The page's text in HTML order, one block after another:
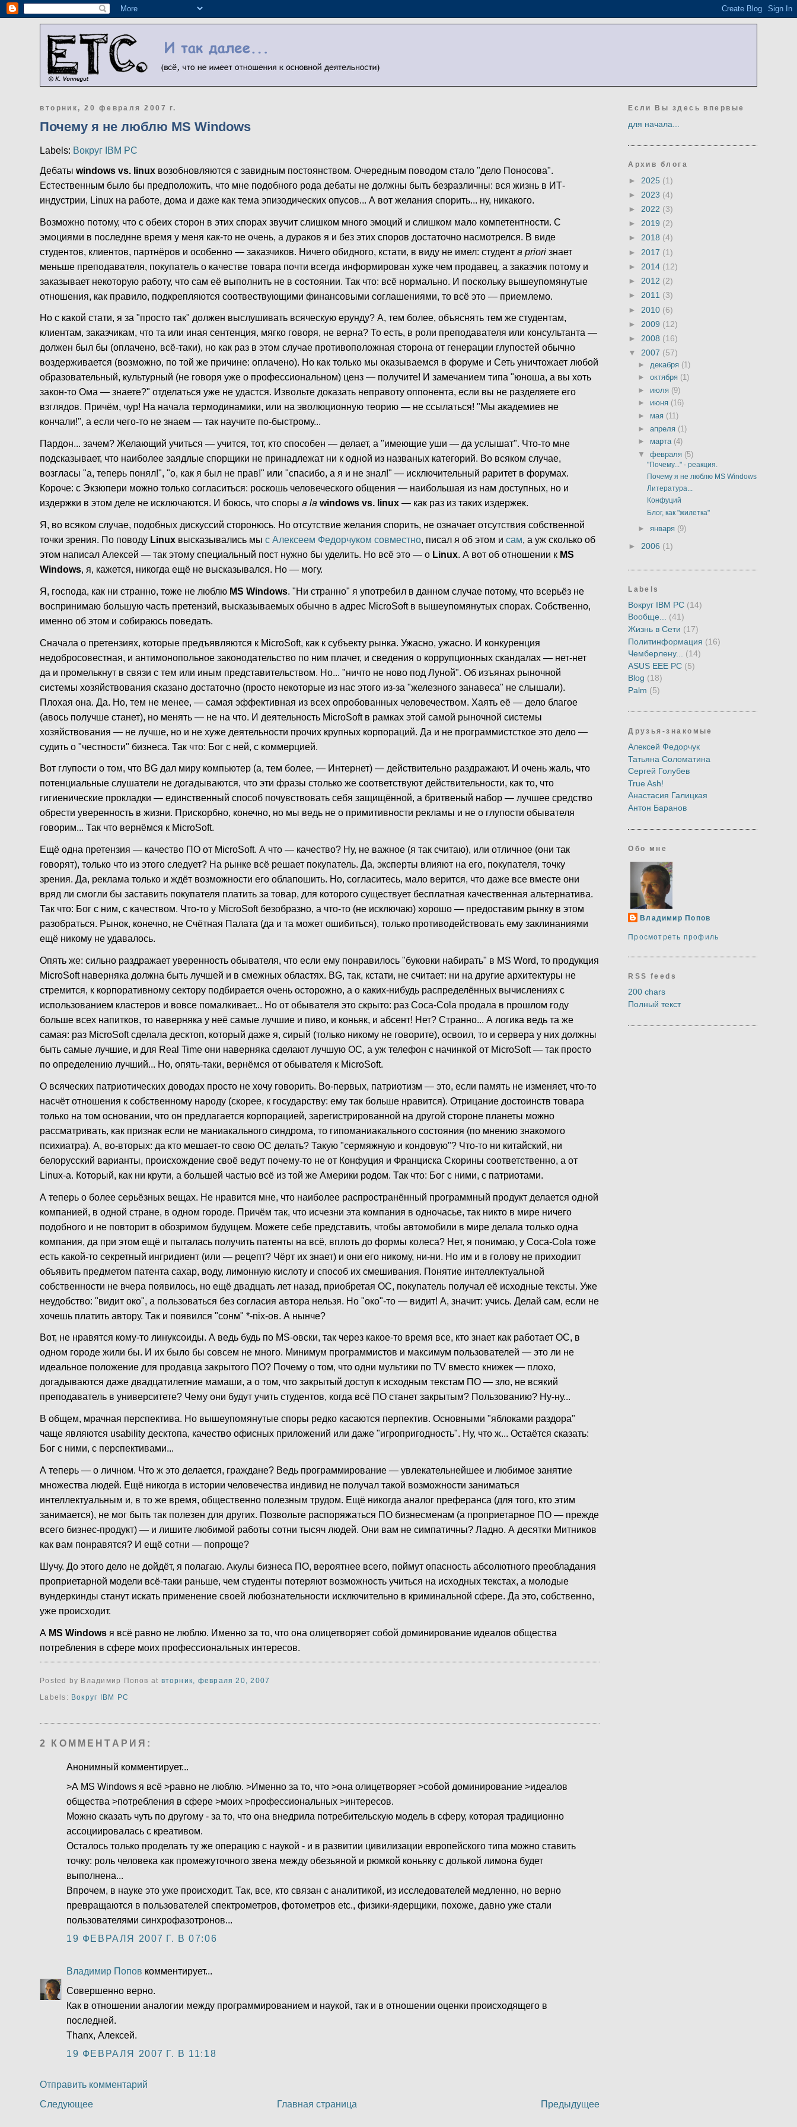
вторник, 20 февраля 2007 г.
Почему я не люблю MS Windows
Labels: Вокруг IBM PC
Дебатыwindows vs. linux возобновляются с завидным постоянством. Очередным поводом стало "дело Поносова".
Естественным было бы предположить, что мне подобного рода дебаты не должны быть безразличны: вся жизнь в ИТ-
индустрии, Linux на работе, дома и даже как тема эпизодических опусов... А вот желания спорить... ну, никакого.
Возможно потому, что с обеих сторон в этих спорах звучит слишком много эмоций и слишком мало компетентности. С
эмоциями в последнне время у меня как-то не очень, а дураков я и без этих споров достаточно насмотрелся. В виде
студентов, клиентов, партнёров и особенно — заказчиков. Ничего обидного, кстати, в виду не имел: студентa priоri знает
меньше преподавателя, покупатель о качестве товара почти всегда информирован хуже чем продавец, а заказчик потому и
заказывает некоторую работу, что сам её выполнить не в состоянии. Так что: всё нормально. И поскольку вышеупомянутые
отношения, как правило, подкрепляются соотвествующими финансовыми соглашениями, то всё это — приемлемо.
Но с какой стати, я за "просто так" должен выслушивать всяческую ерунду? А, тем более, объяснять тем же студентам,
клиентам, заказчикам, что та или иная сентенция, мягко говоря, не верна? То есть, в роли преподавателя или консультанта —
должен был бы (оплачено, всё-таки), но как раз в этом случае противоположная сторона от генерации глупостей обычно
воздерживается (возможно, по той же причине: оплачено). Но как только мы оказываемся в форуме и Сеть уничтожает любой
образовательный, культурный (не говоря уже о профессиональном) ценз — получите! И замечанием типа "юноша, а вы хоть
закон-то Ома — знаете?" отделаться уже не удастся. Извольте доказать неправоту оппонента, если вы не разделяете его
взглядов. Причём, чур! На начала термодинамики, или на эволюционную теорию — не ссылаться! "Мы академиев не
кончали!", а если чего-то не знаем — так научите по-быстрому...
Пардон... зачем? Желающий учиться — учится, тот, кто способен — делает, а "имеющие уши — да услышат". Что-то мне
подсказывает, что наиболее заядлые спорщики не принадлежат ни к одной из названых категорий. Во всяком случае,
возгласы "а, теперь понял!", "о, как я был не прав!" или "спасибо, а я и не знал!" — исключительный раритет в форумах.
Короче: с Экзюпери можно только согласиться: роскошь человеческого общения — наибольшая из нам доступных, но и
издержки в этом деле не исключаются. И боюсь, что спорыa la windows vs. linux — как раз из таких издержек.
Я, во всяком случае, подобных дискуссий сторонюсь. Но отсутствие желания спорить, не означает отсутствия собственной
точки зрения. По поводу Linux высказывались мыс Алексеем Федорчуком совместно, писал я об этом исам, а уж сколько об
этом написал Алексей — так этому специальный пост нужно бы уделить. Но всё это — о Linux. А вот об отношении к MS
Windows, я, кажется, никогда ещё не высказывался. Но — могу.
Я, господа, как ни странно, тоже не люблю MS Windows. "Ни странно" я употребил в данном случае потому, что всерьёз не
воспринимаю большую часть претензий, высказываемых обычно в адрес MicroSoft в вышеупомянутых спорах. Собственно,
именно об этом и собираюсь поведать.
Сначала о претензиях, которые предъявляются к MicroSoft, как к субъекту рынка. Ужасно, ужасно. И конкуренция
недобросовестная, и антимонопольное законодательство по ним плачет, и сведения о коррупционных скандалах — нет-нет
да и промелькнут в связи с тем или иным представительством. Но... "ничто не ново под Луной". Об изъянах рыночной
системы хозяйствования сказано достаточно (просто некоторые из нас этого из-за "железного занавеса" не слышали).
Плохая она. Да. Но, тем не менее, — самая эффективная из всех опробованных человечеством. Хаять её — дело благое
(авось получше станет), но менять — не на что. И деятельность MicroSoft в рамках этой самой рыночной системы
хозяйствования — не лучше, но и не хуже деятельности прочих крупных корпораций. Да и не программистсткое это дело —
судить о "честности" бизнеса. Так что: Бог с ней, с коммерцией.
Вот глупости о том, что BG дал миру компьютер (а, тем более, — Интернет) — действительно раздражают. И очень жаль, что
потенциальные слушатели не догадываются, что эти фразы столько же соответствуют действительности, как то, что
гигиенические прокладки — единственный способ почувствовать себя защищённой, а бритвеный набор — лучшее средство
обрести уверенность в жизни. Прискорбно, конечно, но мы ведь не о примитивности рекламы и не о глупости обывателя
говорим... Так что вернёмся к MicroSoft.
Ещё одна претензия — качество ПО от MicroSoft. А что — качество? Ну, не важное (я так считаю), или отличное (они так
говорят), только что из этого следует? На рынке всё решает покупатель. Да, эксперты влияют на его, покупателя, точку
зрения. Да, реклама только и ждёт возможности его облапошить. Но, согласитесь, мало верится, что даже все вместе они
вряд ли смогли бы заставить покупателя платить за товар, для которого существует бесплатная качественная альтернатива.
Так что: Бог с ним, с качеством. Что-то у MicroSoft безобразно, а что-то (не исключаю) хорошо — предоставим рынку в этом
разобраться. Рынок, конечно, не Счётная Палата (да и та может ошибиться), только противодействовать ему заклинаниями
ещё никому не удавалось.
Опять же: сильно раздражает уверенность обывателя, что если ему понравилось "буковки набирать" в MS Word, то продукция
MicroSoft наверняка должна быть лучшей и в смежных областях. BG, так, кстати, не считает: ни на другие архитектуры не
стремится, к корпоративному сектору подбирается очень осторожно, а о каких-нибудь распределённых вычислениях с
использованием кластеров и вовсе помалкивает... Но от обывателя это скрыто: раз Coca-Cola продала в прошлом году
больше всех напитков, то наверняка у неё самые лучшие и пиво, и коньяк, и абсент! Нет? Странно... А логика ведь та же
самая: раз MicroSoft сделала десктоп, который даже я, сирый (только никому не говорите), освоил, то и сервера у них должны
быть самые лучшие, и для Real Time они наверняка сделают лучшую ОС, а уж телефон с начинкой от MicroSoft — так просто
по определению лучший... Но, опять-таки, вернёмся от обывателя к MicroSoft.
О всяческих патриотических доводах просто не хочу говорить. Во-первых, патриотизм — это, если память не изменяет, что-то
насчёт отношения к собственному народу (скорее, к государству: ему так больше нравится). Отрицание достоинств товара
только на том основании, что он предлагается корпорацией, зарегистрированной на другой стороне планеты можно
рассматривать, как признак если не маниакального синдрома, то гипоманиакального состояния (по мнению знакомого
психиатра). А, во-вторых: да кто мешает-то свою ОС делать? Такую "сермяжную и кондовую"? Что-то ни китайский, ни
белорусский варианты, происхождение своё ведут почему-то не от Конфуция и Франциска Скорины соответственно, а от
Linux-а. Который, как ни крути, а большей частью всё из той же Америки родом. Так что: Бог с ними, с патриотами.
А теперь о более серьёзных вещах. Не нравится мне, что наиболее распространённый программный продукт делается одной
компанией, в одной стране, в одном городе. Причём так, что исчезни эта компания в одночасье, так никто в мире ничего
подобного и не повторит в обозримом будущем. Можете себе представить, чтобы автомобили в мире делала только одна
компания, да при этом ещё и пыталась получить патенты на всё, вплоть до формы колеса? Нет, я понимаю, у Coca-Cola тоже
есть какой-то секретный ингридиент (или — рецепт? Чёрт их знает) и они его никому, ни-ни. Но им и в голову не приходиит
объявить предметом патента сахар, воду, лимонную кислоту и способ их смешивания. Понятие интеллектуальной
собственности не вчера появилось, но ещё двадцать лет назад, приобретая ОС, покупатель получал её исходные тексты. Уже
неудобство: "видит око", а пользоваться без согласия автора нельзя. Но "око"-то — видит! А, значит: учись. Делай сам, если не
хочешь платить автору. Так и появился "сонм" *-nix-ов. А нынче?
Вот, не нравятся кому-то линуксоиды. А ведь будь по MS-овски, так через какое-то время все, кто знает как работает ОС, в
одном городе жили бы. И их было бы совсем не много. Минимум программистов и максимум пользователей — это ли не
идеальное положение для продавца закрытого ПО? Почему о том, что одни мультики по TV вместо книжек — плохо,
догадываются даже двадцатилетние мамаши, а о том, что закрытый доступ к исходным текстам ПО — зло, не всякий
преподаватель в университете? Чему они будут учить студентов, когда всё ПО станет закрытым? Пользованию? Ну-ну...
В общем, мрачная перспектива. Но вышеупомянутые споры редко касаются перпектив. Основными "яблоками раздора"
чаще являются usability десктопа, качество офисных приложений или даже "игропригодность". Ну, что ж... Остаётся сказать:
Бог с ними, с перспективами...
А теперь — о личном. Что ж это делается, граждане? Ведь программирование — увлекательнейшее и любимое занятие
множества людей. Ещё никогда в истории человечества индивид не получал такой возможности заниматься
интеллектуальным и, в то же время, общественно полезным трудом. Ещё никогда аналог преферанса (для того, кто этим
занимается), не мог быть так полезен для других. Позвольте распоряжаться ПО бизнесменам (а проприетарное ПО — прежде
всего бизнес-продукт) — и лишите любимой работы сотни тысяч людей. Они вам не симпатичны? Ладно. А десятки Митников
как вам понравятся? И ещё сотни — попроще?
Шучу. До этого дело не дойдёт, я полагаю. Акулы бизнеса ПО, вероятнее всего, поймут опасность абсолютного преобладания
проприетарной модели всё-таки раньше, чем студенты потеряют возможность учиться на исходных текстах, а молодые
вундеркинды станут искать применение своей любознательности исключительно в криминальной сфере. Да это, собственно,
уже происходит.
А MS Windows я всё равно не люблю. Именно за то, что она олицетворяет собой доминирование идеалов общества
потребления в сфере моих профессиональных интересов.
Posted by Владимир Попов at вторник, февраля 20, 2007
Labels: Вокруг IBM PC
2 КОММЕНТАРИЯ:
Анонимный комментирует...
>А MS Windows я всё >равно не люблю. >Именно за то, что >она олицетворяет >собой доминирование >идеалов
общества >потребления в сфере >моих >профессиональных >интересов.
Можно сказать чуть по другому - за то, что она внедрила потребительскую модель в сферу, которая традиционно
ассоциировалась с креативом.
Осталось только проделать ту же операцию с наукой - и в развитии цивилизации европейского типа можно ставить
точку: роль человека как промежуточного звена между обезьяной и рюмкой коньяку с долькой лимона будет
выполнена...
Впрочем, в науке это уже происходит. Так, все, кто связан с аналитикой, из исследователей медленно, но верно
превращаются в пользователей спектрометров, фотометров etc., физики-ядерщики, похоже, давно уже стали
пользователями синхрофазотронов...
19 ФЕВРАЛЯ 2007 Г. В 07:06
Владимир Попов комментирует...
Совершенно верно.
Как в отношении аналогии между программированием и наукой, так и в отношении оценки происходящего в
последней.
Thanx, Алексей.
19 ФЕВРАЛЯ 2007 Г. В 11:18
Отправить комментарий
Следующее
Предыдущее
Главная страница
Если Вы здесь впервые
для начала...
Архив блога
► 2025 (1)
► 2023 (4)
► 2022 (3)
►2019 (2)
►2018 (4)
► 2017 (1)
► 2014 (12)
► 2012 (2)
►2011 (3)
► 2010 (6)
► 2009 (12)
► 2008 (16)
▼ 2007 (57)
► декабря (1)
►октября (1)
► июля (9)
► июня (16)
► мая (11)
►апреля (1)
► марта (4)
▼февраля (5)
"Почему..." - реакция.
Почему я не люблю MS Windows
Литература...
Конфуций
Блог, как "жилетка"
►января (9)
► 2006 (1)
Labels
Вокруг IBM PC (14)
Вообще... (41)
Жизнь в Сети (17)
Политинформация (16)
Чемберлену...
(14)
ASUS EEE PC (5)
Blog (18)
Palm (5)
Друзья-знакомые
Алексей Федорчук
Татьяна Соломатина
Сергей Голубев
True Ash!
Анастасия Галицкая
Антон Баранов
Обо мне
Владимир Попов
Просмотреть профиль
RSS feeds
200 chars
Полный текст